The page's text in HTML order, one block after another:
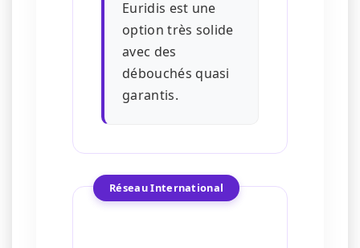
Euridis est une
option très solide
avec des
débouchés quasi
garantis.
Réseau International